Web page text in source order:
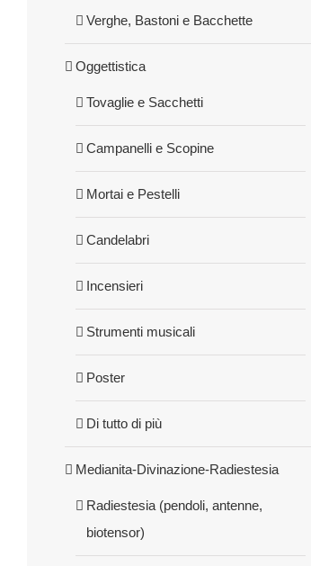
Verghe, Bastoni e Bacchette
Oggettistica
Tovaglie e Sacchetti
Campanelli e Scopine
Mortai e Pestelli
Candelabri
Incensieri
Strumenti musicali
Poster
Di tutto di più
Medianita-Divinazione-Radiestesia
Radiestesia (pendoli, antenne,
biotensor)